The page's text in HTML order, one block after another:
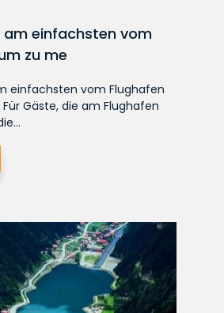
am einfachsten vom
zu me
einfachsten vom Flughafen
Gäste, die am Flughafen